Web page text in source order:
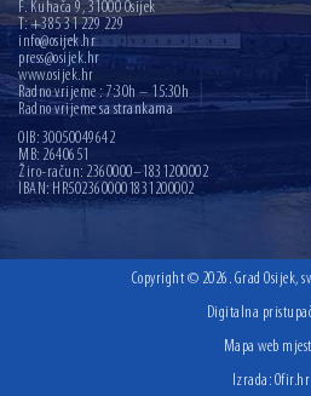
F. Kuhača 9, 31000 Osijek
T: +385 31 229 229
info@osijek.hr
press@osijek.hr
www.osijek.hr
Radno vrijeme : 7:30h – 15:30h
Radno vrijeme sa strankama
OIB: 30050049642
MB: 2640651
Žiro-račun: 2360000–1831200002
IBAN: HR5023600001831200002
Copyright © 2026. Grad Osijek,
Digitalna
Mapa web
Izrada: Ofir.hr